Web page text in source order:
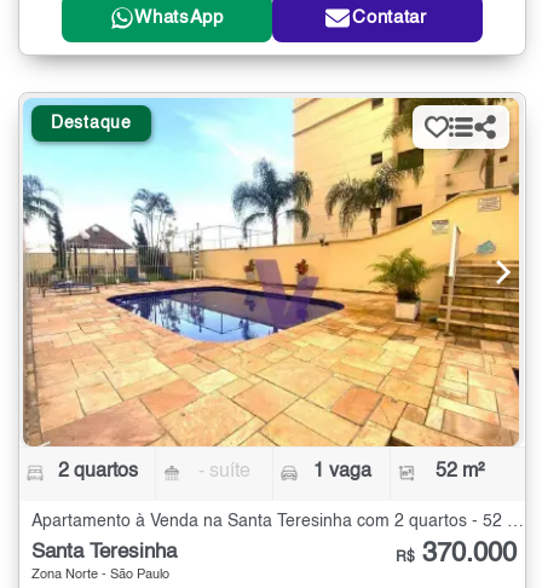
WhatsApp Contatar
Destaque
2 quartos - suíte 1 vaga 52 m²
Apartamento à Venda na Santa Teresinha com 2 quartos - 52 m²
Santa Teresinha
Zona Norte - São Paulo
R$ 370.000